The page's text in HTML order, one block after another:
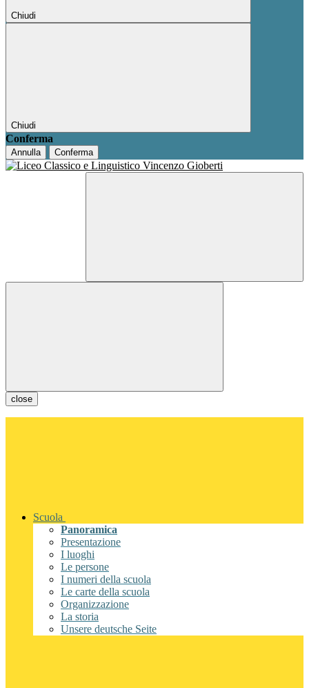
Chiudi
Chiudi
Conferma
Annulla Conferma
close
Scuola
Panoramica
Presentazione
I luoghi
Le persone
I numeri della scuola
Le carte della scuola
Organizzazione
La storia
Unsere deutsche Seite